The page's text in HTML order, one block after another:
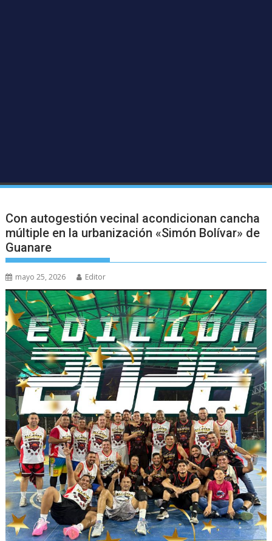
Con autogestión vecinal acondicionan cancha
múltiple en la urbanización «Simón Bolívar» de
Guanare
mayo 25, 2026 Editor